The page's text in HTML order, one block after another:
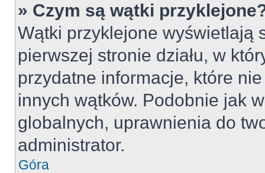
» Czym są wątki
Wątki przyklejone wyświetlają
pierwszej stronie działu, w
przydatne informacje, które
innych wątków. Podobnie jak
globalnych, uprawnienia do
administrator.
Góra